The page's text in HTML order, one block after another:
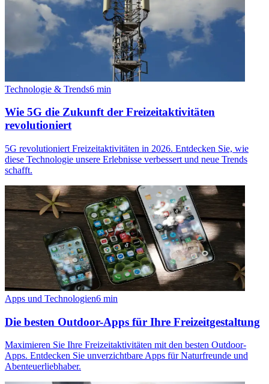
Technologie & Trends6 min
Wie 5G die Zukunft der Freizeitaktivitäten
revolutioniert
5G revolutioniert Freizeitaktivitäten in 2026. Entdecken Sie, wie
diese Technologie unsere Erlebnisse verbessert und neue Trends
schafft.
Apps und Technologien6 min
Die besten Outdoor-Apps für Ihre Freizeitgestaltung
Maximieren Sie Ihre Freizeitaktivitäten mit den besten Outdoor-
Apps. Entdecken Sie unverzichtbare Apps für Naturfreunde und
Abenteuerliebhaber.